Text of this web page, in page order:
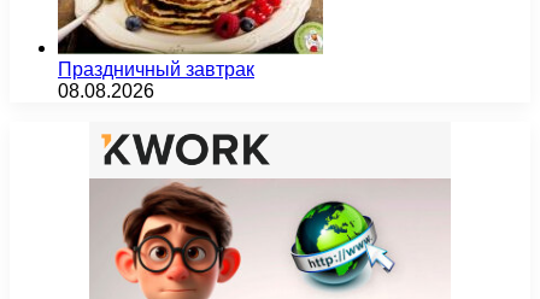
Праздничный завтрак
08.08.2026